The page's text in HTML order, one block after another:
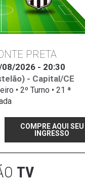
PRETA
2026 - 20:30
- Capital/CE
• 2º Turno • 21 ª
COMPRE AQUI SEU
INGRESSO
TV